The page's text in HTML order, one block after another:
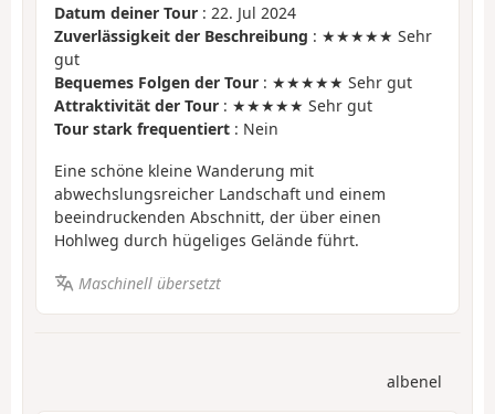
Datum deiner Tour : 22. Jul 2024
Zuverlässigkeit der Beschreibung : ★★★★★ Sehr
gut
Bequemes Folgen der Tour : ★★★★★ Sehr gut
Attraktivität der Tour : ★★★★★ Sehr gut
Tour stark frequentiert : Nein
Eine schöne kleine Wanderung mit
abwechslungsreicher Landschaft und einem
beeindruckenden Abschnitt, der über einen
Hohlweg durch hügeliges Gelände führt.
Maschinell übersetzt
albenel